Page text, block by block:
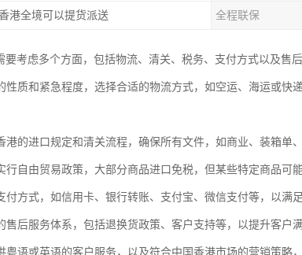
港全境可以提货派送 全程联保
要考虑多个方面，包括物流、清关、税务、支付方式以及售
性质和紧急程度，选择合适的物流方式，如空运、海运或快
港的进口规定和清关流程，确保所有文件，如商业、装箱单
行自由贸易政策，大部分商品进口免税，但某些特定商品可
付方式，如信用卡、银行转账、支付宝、微信支付等，以满
售后服务体系，包括退换货政策、客户支持等，以提升客户
粤语或英语的客户服务，以及符合中国香港市场的营销策略